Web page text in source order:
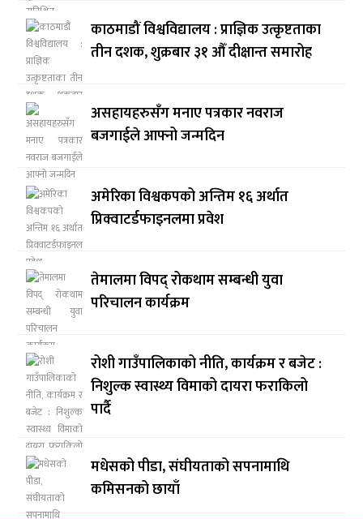
काठमाडौं विश्वविद्यालय : प्राज्ञिक उत्कृष्टताका
तीन दशक, शुक्रबार ३१ औँ दीक्षान्त समारोह
असहायहरुसँग मनाए पत्रकार नवराज
बजगाईले आफ्नो जन्मदिन
अमेरिका विश्वकपको अन्तिम १६ अर्थात
प्रिक्वाटर्डफाइनलमा प्रवेश
तेमालमा विपद् रोकथाम सम्बन्धी युवा
परिचालन कार्यक्रम
रोशी गाउँपालिकाको नीति, कार्यक्रम र बजेट :
निशुल्क स्वास्थ्य विमाको दायरा फराकिलो
पार्दै
मधेसको पीडा, संघीयताको सपनामाथि
कमिसनको छायाँ